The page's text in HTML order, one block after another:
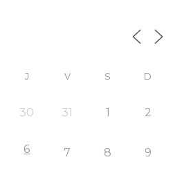
J V S D
30 31 1 2
6 7 8 9